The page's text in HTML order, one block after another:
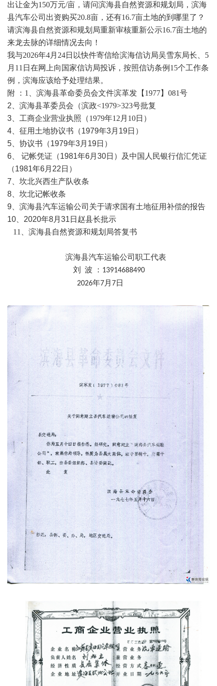
出让金为150万元/亩，请问滨海县自然资源和规划局，滨海
县汽车公司出资购买20.8亩，还有16.7亩土地的到哪里了？
请滨海县自然资源和规划局重新审核重新公示16.7亩土地的
来龙去脉的详细情况去向！
我与2026年4月24日以快件寄信给滨海信访局吴雪东局长、5
月11日在网上向国家信访局投诉，按照信访条例15个工作条
例，滨海应该给予处理结果。
附
： 1、滨海县革命委员会文件滨革发【1977】081号
2、 滨海县革委员会（滨政<1979>323号批复
3、 工商企业营业执照（1979年12月10日）
4、征用土地协议书（1979年3月19日）
5、协议书（1979年3月19日）
6、 记帐凭证（1981年6月30日）及中国人民银行信汇凭证
（1981年6月22日）
7、坎北兴西生产队收条
8、坎北记帐收条
9、滨海县汽车运输公司关于请求国有土地征用补偿的报告
10、2020年8月31日赵县长批示
11、滨海县自然资源和规划局答复书
滨海县汽车运输公司职工代表
刘
波 ： 13914688490
2026年7月 7日